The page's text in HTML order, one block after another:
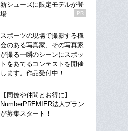
新シューズに限定モデルが登
場
PR
スポーツの現場で撮影する機
会のある写真家、その写真家
が撮る一瞬のシーンにスポッ
トをあてるコンテストを開催
します。作品受付中！
【同僚や仲間とお得に】
NumberPREMIER法人プラン
が募集スタート！